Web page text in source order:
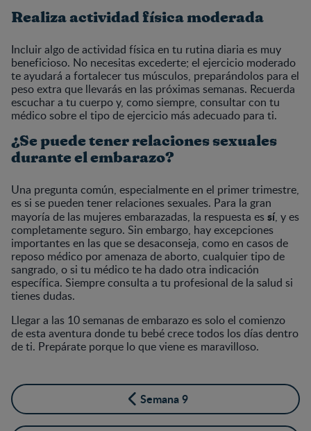
Realiza actividad física moderada
Incluir algo de actividad física en tu rutina diaria es muy
beneficioso. No necesitas excederte; el ejercicio moderado
te ayudará a fortalecer tus músculos, preparándolos para el
peso extra que llevarás en las próximas semanas. Recuerda
escuchar a tu cuerpo y, como siempre, consultar con tu
médico sobre el tipo de ejercicio más adecuado para ti.
¿Se puede tener relaciones sexuales
durante el embarazo?
Una pregunta común, especialmente en el primer trimestre,
es si se pueden tener relaciones sexuales. Para la gran
mayoría de las mujeres embarazadas, la respuesta essí, y es
completamente seguro. Sin embargo, hay excepciones
importantes en las que se desaconseja, como en casos de
reposo médico por amenaza de aborto, cualquier tipo de
sangrado, o si tu médico te ha dado otra indicación
específica. Siempre consulta a tu profesional de la salud si
tienes dudas.
Llegar a las 10 semanas de embarazo es solo el comienzo
de esta aventura donde tu bebé crece todos los días dentro
de ti. Prepárate porque lo que viene es maravilloso.
Semana 9